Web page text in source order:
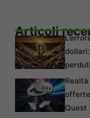
Articoli
Quest